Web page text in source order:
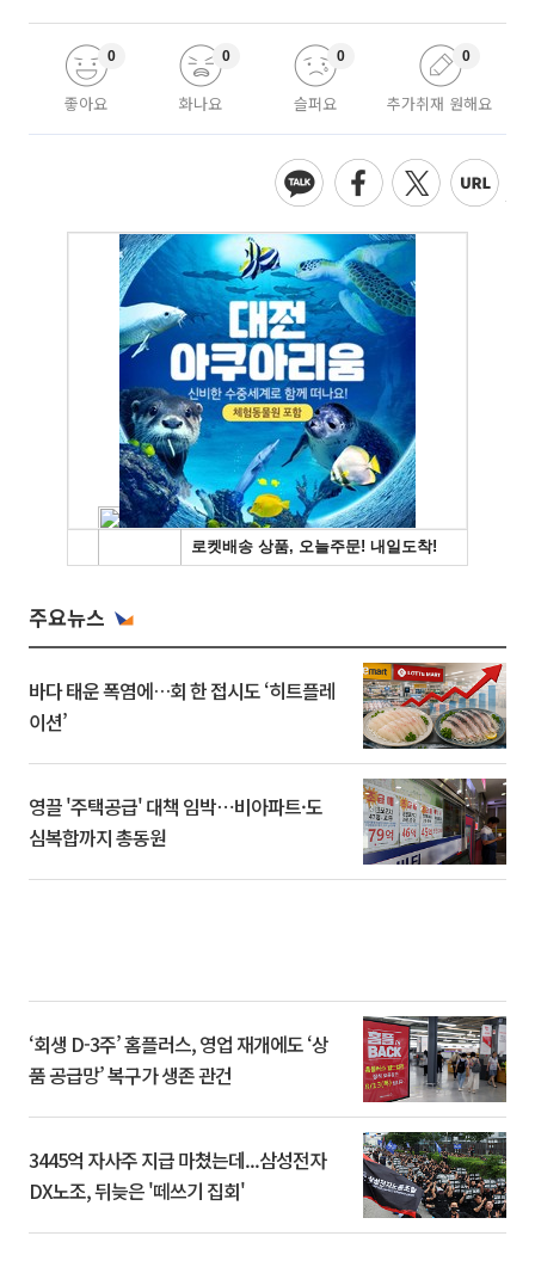
좋아요
0
화나요
0
슬퍼요
0
추가취재 원해요
0
주요뉴스
바다 태운 폭염에…회 한 접시도 ‘히트플레
이션’
영끌 '주택공급' 대책 임박⋯비아파트·도
심복합까지 총동원
‘회생 D-3주’ 홈플러스, 영업 재개에도 ‘상
품 공급망’ 복구가 생존 관건
3445억 자사주 지급 마쳤는데...삼성전자
DX노조, 뒤늦은 '떼쓰기 집회'